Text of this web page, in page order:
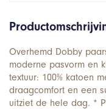
Overhemd Dobby
moderne pasvorm en
textuur: 100% katoen
draagcomfort en een
uitziet de hele dag. *